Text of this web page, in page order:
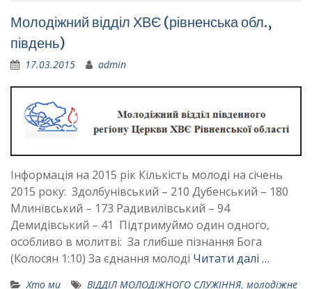
Молодіжний відділ ХВЄ (рівненська обл.,
південь)
17.03.2015 admin
Інформація на 2015 рік Кількість молоді на січень
2015 року: Здолбунівський – 210 Дубенський – 180
Млинівський – 173 Радивилівський – 94
Демидівський – 41 Підтримуймо один одного,
особливо в молитві: За глибше пізнання Бога
(Колосян 1:10) За єднання молоді Читати далі …
Хто ми ВІДДІЛ МОЛОДІЖНОГО СЛУЖІННЯ, молодіжне